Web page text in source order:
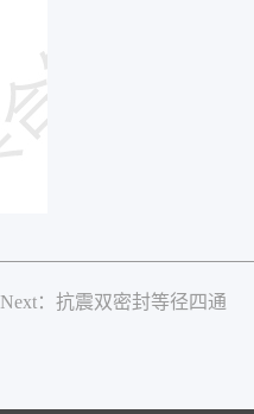
Next：抗震双密封等径四通